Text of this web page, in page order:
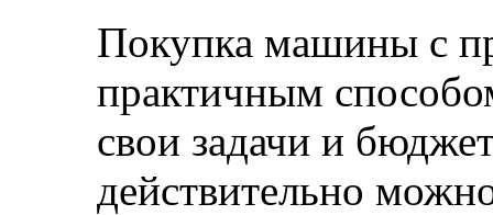
Покупка машины с
практичным
свои задачи и
действительно